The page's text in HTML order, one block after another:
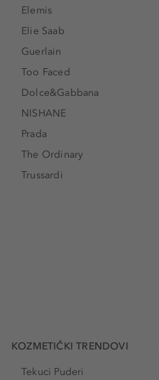
Elemis
Elie Saab
Guerlain
Too Faced
Dolce&Gabbana
NISHANE
Prada
The Ordinary
Trussardi
KOZMETIČKI TRENDOVI
Tekuci Puderi